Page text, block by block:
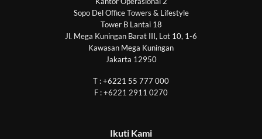
Sopo Del Office Towers & Lifestyle
Tower B Lantai 18
Jl. Mega Kuningan Barat III, Lot 10, 1-6
Kawasan Mega Kuningan
Jakarta 12950
T : +6221 55 777 000
F : +6221 2911 0270
Ikuti Kami